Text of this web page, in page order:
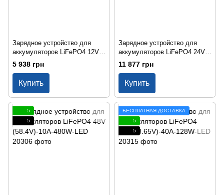
Зарядное устройство для
аккумуляторов LiFePO4 12V
(14.6V)-40A-480W
5 938 грн
Купить
Зарядное устройство для
аккумуляторов LiFePO4 24V
(29.2V)-40A-960W
11 877 грн
Купить
5
5
БЕСПЛАТНАЯ ДОСТАВКА
5
5